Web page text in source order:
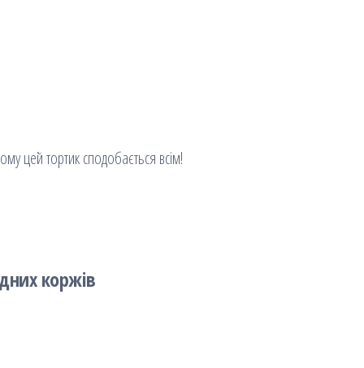
цей тортик сподобається всім!
коржів